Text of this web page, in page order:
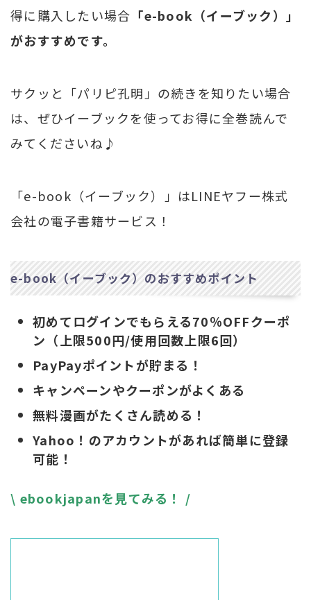
得に購入したい場合 「e-book（イーブック）」
がおすすめです。
サクッと「パリピ孔明」の続きを知りたい場合
は、ぜひイーブックを使ってお得に全巻読んで
みてくださいね♪
「e-book（イーブック）」はLINEヤフー株式
会社の電子書籍サービス！
e-book（イーブック）のおすすめポイント
初めてログインでもらえる70％OFFクーポ
ン（上限500円/使用回数上限6回）
PayPayポイントが貯まる！
キャンペーンやクーポンがよくある
無料漫画がたくさん読める！
Yahoo！のアカウントがあれば簡単に登録
可能！
\ ebookjapanを見てみる！ /